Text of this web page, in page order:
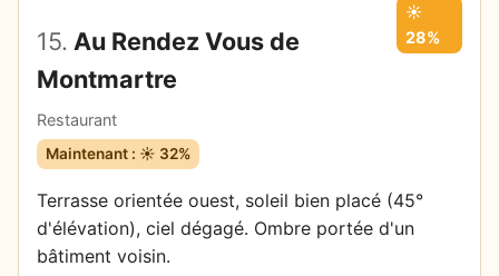
15. Au Rendez Vous de
Montmartre
Restaurant
☀️
28%
Maintenant : ☀️ 32%
Terrasse orientée ouest, soleil bien placé (45°
d'élévation), ciel dégagé. Ombre portée d'un
bâtiment voisin.